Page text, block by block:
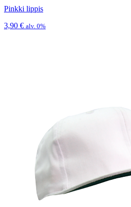
Pinkki lippis
3,90 € alv. 0%